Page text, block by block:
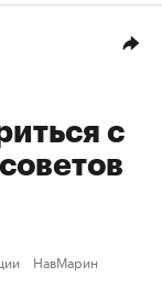
с
НавМарин